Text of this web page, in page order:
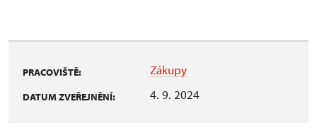
PRACOVIŠTĚ: Zákupy
DATUM ZVEŘEJNĚNÍ: 4. 9. 2024